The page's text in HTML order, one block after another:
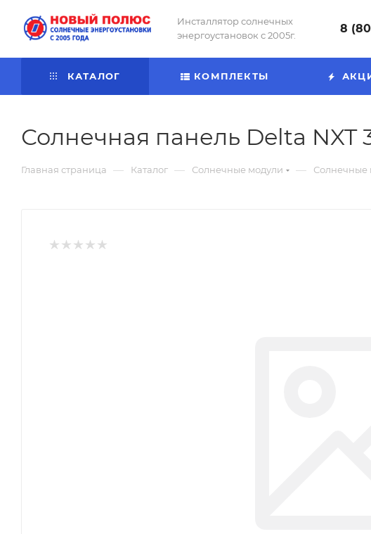
Инсталлятор солнечных
энергоустановок с 2005г.
8
КАТАЛОГ КОМПЛЕКТЫ
Солнечная панель Delta NXT
Главная страница — Каталог — Солнечные модули — Солнечные